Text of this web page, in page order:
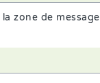
zone de